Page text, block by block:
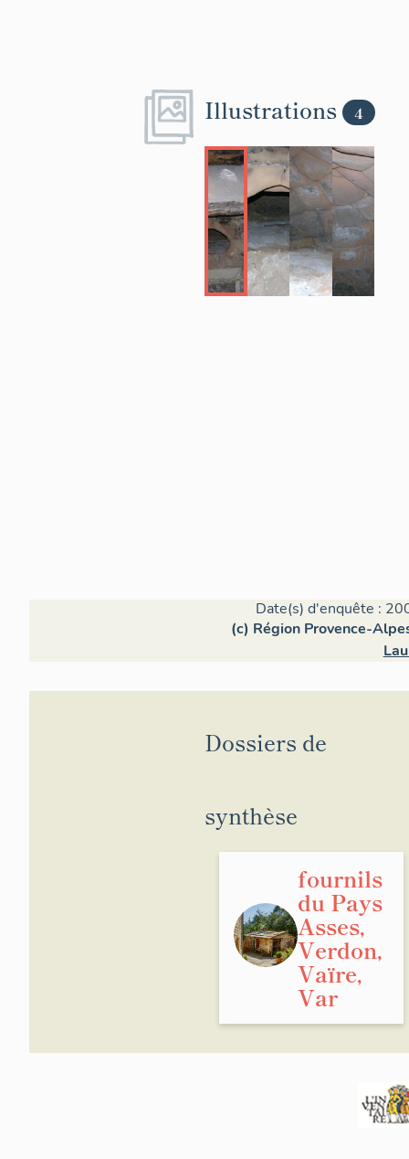
Illustrations 4
Date(s) d'enquête :
(c) Région Provence-
Dossiers de
synthèse
fournils
du Pays
Asses,
Verdon,
Vaïre,
Var